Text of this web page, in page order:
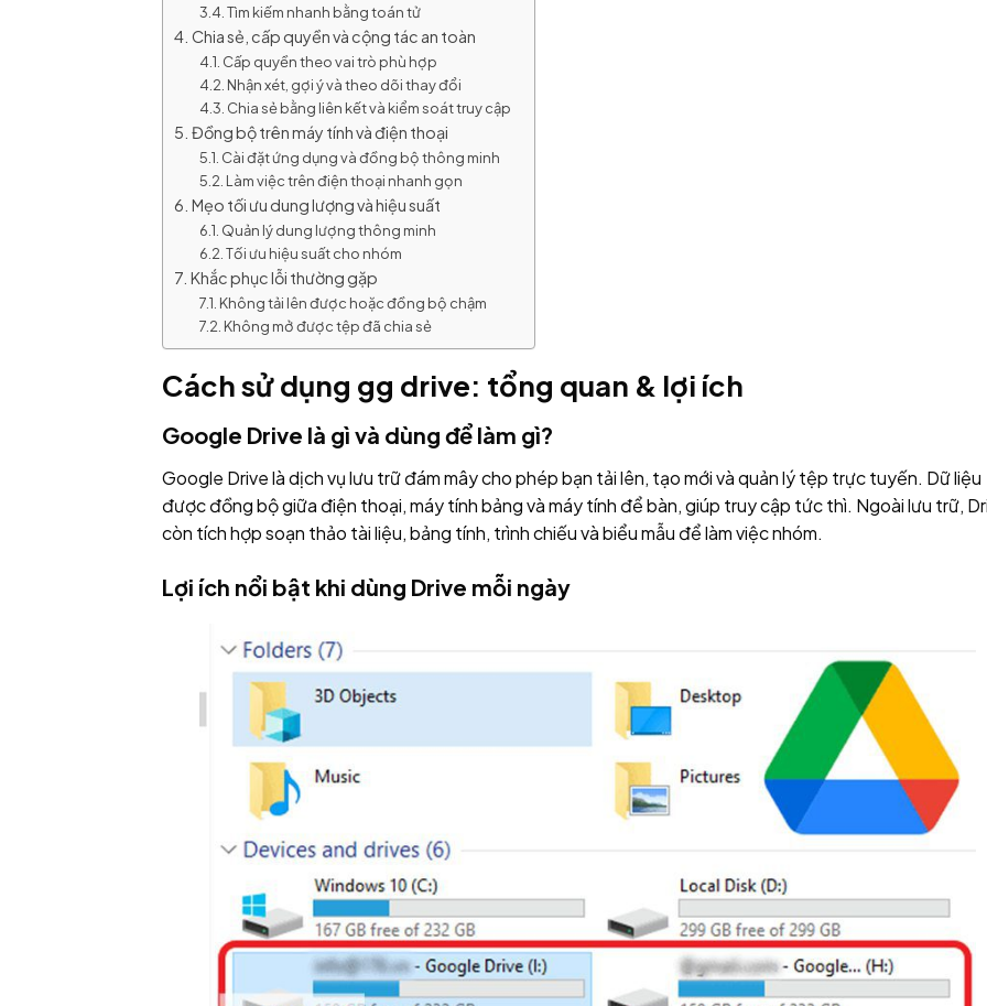
Tìm kiếm nhanh bằng toán tử
Chia sẻ, cấp quyền và cộng tác an toàn
Cấp quyền theo vai trò phù hợp
Nhận xét, gợi ý và theo dõi thay đổi
Chia sẻ bằng liên kết và kiểm soát truy cập
Đồng bộ trên máy tính và điện thoại
Cài đặt ứng dụng và đồng bộ thông minh
Làm việc trên điện thoại nhanh gọn
Mẹo tối ưu dung lượng và hiệu suất
Quản lý dung lượng thông minh
Tối ưu hiệu suất cho nhóm
Khắc phục lỗi thường gặp
Không tải lên được hoặc đồng bộ chậm
Không mở được tệp đã chia sẻ
Cách sử dụng gg drive: tổng quan & lợi ích
Google Drive là gì và dùng để làm gì?
Google Drive là dịch vụ lưu trữ đám mây cho phép bạn tải lên, tạo mới và quản lý tệp trực tuyến. Dữ liệu
được đồng bộ giữa điện thoại, máy tính bảng và máy tính để bàn, giúp truy cập tức thì. Ngoài lưu trữ,
còn tích hợp soạn thảo tài liệu, bảng tính, trình chiếu và biểu mẫu để làm việc nhóm.
Lợi ích nổi bật khi dùng Drive mỗi ngày